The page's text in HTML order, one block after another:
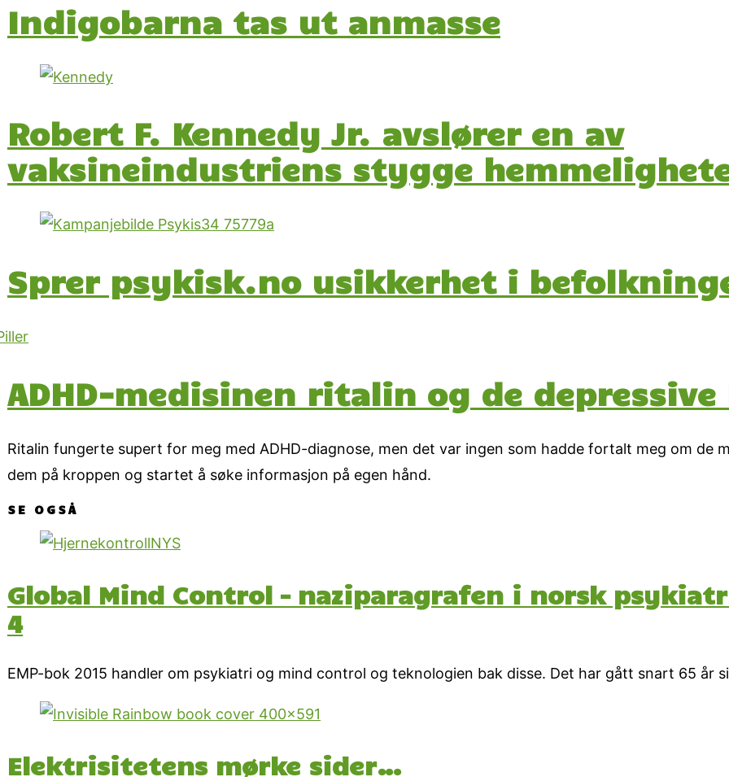
Indigobarna tas ut anmasse
Robert F. Kennedy Jr. avslører en av
vaksineindustriens stygge
Sprer psykisk.no usikkerhet i
ADHD-medisinen ritalin og de
Ritalin fungerte supert for meg med ADHD-diagnose, men det var ingen som hadde fortalt meg om de
dem på kroppen og startet å søke informasjon på egen hånd.
SE OGSÅ
Global Mind Control – naziparagrafen i norsk
4
EMP-bok 2015 handler om psykiatri og mind control og teknologien bak disse. Det har gått snart 65 år
Elektrisitetens mørke sider…